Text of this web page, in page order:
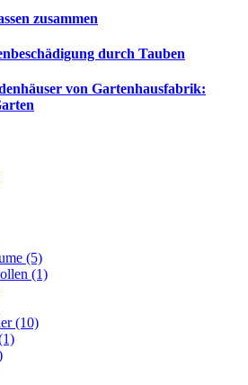
zusammen
durch Tauben
von Gartenhausfabrik:
(5)
(1)
(10)